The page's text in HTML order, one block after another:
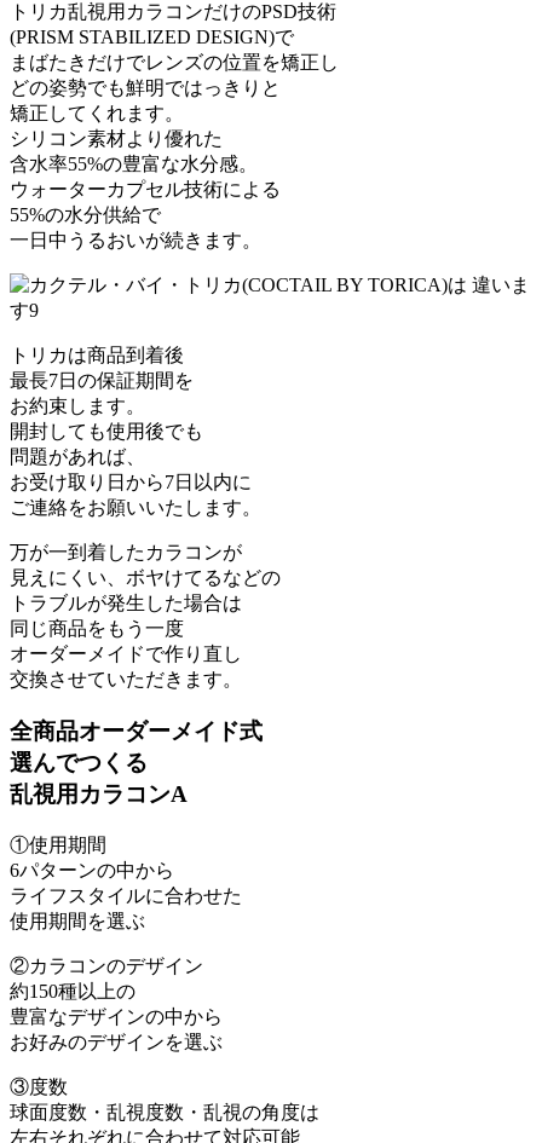
トリカ乱視用カラコンだけのPSD技術
(PRISM STABILIZED DESIGN)で
まばたきだけでレンズの位置を矯正し
どの姿勢でも鮮明ではっきりと
矯正してくれます。
シリコン素材より優れた
含水率55%の豊富な水分感。
ウォーターカプセル技術による
55%の水分供給で
一日中うるおいが続きます。
トリカは商品到着後
最長7日の保証期間を
お約束します。
開封しても使用後でも
問題があれば、
お受け取り日から7日以内に
ご連絡をお願いいたします。
万が一到着したカラコンが
見えにくい、ボヤけてるなどの
トラブルが発生した場合は
同じ商品をもう一度
オーダーメイドで作り直し
交換させていただきます。
全商品オーダーメイド式
選んでつくる
乱視用カラコンA
①使用期間
6パターンの中から
ライフスタイルに合わせた
使用期間を選ぶ
②カラコンのデザイン
約150種以上の
豊富なデザインの中から
お好みのデザインを選ぶ
③度数
球面度数・乱視度数・乱視の角度は
左右それぞれに合わせて対応可能